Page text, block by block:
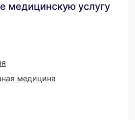
медицинскую услугу
медицина